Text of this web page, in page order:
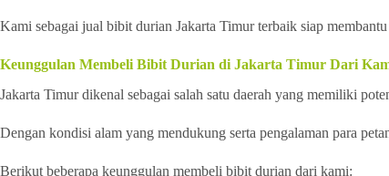
Kami sebagai jual bibit durian Jakarta Timur terbaik siap
Keunggulan Membeli Bibit Durian di Jakarta Timur Dari
Jakarta Timur dikenal sebagai salah satu daerah yang memiliki
Dengan kondisi alam yang mendukung serta pengalaman para
Berikut beberapa keunggulan membeli bibit durian dari kami: